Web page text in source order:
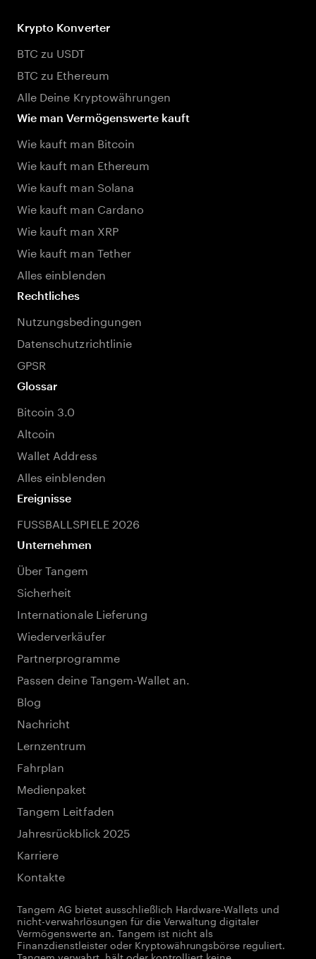
Krypto Konverter
BTC zu USDT
BTC zu Ethereum
Alle Deine Kryptowährungen
Wie man Vermögenswerte kauft
Wie kauft man Bitcoin
Wie kauft man Ethereum
Wie kauft man Solana
Wie kauft man Cardano
Wie kauft man XRP
Wie kauft man Tether
Alles einblenden
Rechtliches
Nutzungsbedingungen
Datenschutzrichtlinie
GPSR
Glossar
Bitcoin 3.0
Altcoin
Wallet Address
Alles einblenden
Ereignisse
FUSSBALLSPIELE 2026
Unternehmen
Über Tangem
Sicherheit
Internationale Lieferung
Wiederverkäufer
Partnerprogramme
Passen deine Tangem-Wallet an.
Blog
Nachricht
Lernzentrum
Fahrplan
Medienpaket
Tangem Leitfaden
Jahresrückblick 2025
Karriere
Kontakte
Tangem AG bietet ausschließlich Hardware-Wallets und
nicht-verwahrlösungen für die Verwaltung digitaler
Vermögenswerte an. Tangem ist nicht als
Finanzdienstleister oder Kryptowährungsbörse reguliert.